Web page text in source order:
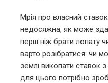
Мрія про власний
недосяжна, як може
перш ніж брати лопату
варто розібратися: чи
землі викопати ставок
для цього потрібно